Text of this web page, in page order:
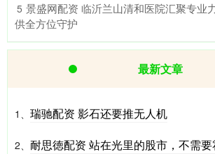
5 景盛网配资 临沂兰山清和医院汇聚专业
供全方位守护
最新文章
1、 瑞驰配资 影石还要推无人机
2、 耐思徳配资 站在光里的股市，不需要